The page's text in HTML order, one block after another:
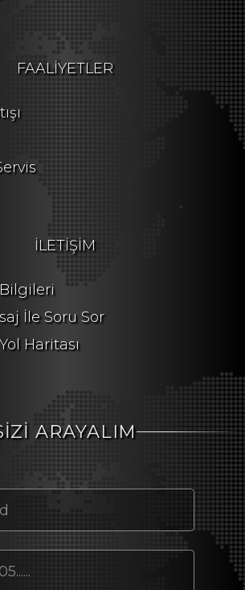
FAALİYETLER
İLETİŞİM
İle Soru Sor
Haritası
ARAYALIM